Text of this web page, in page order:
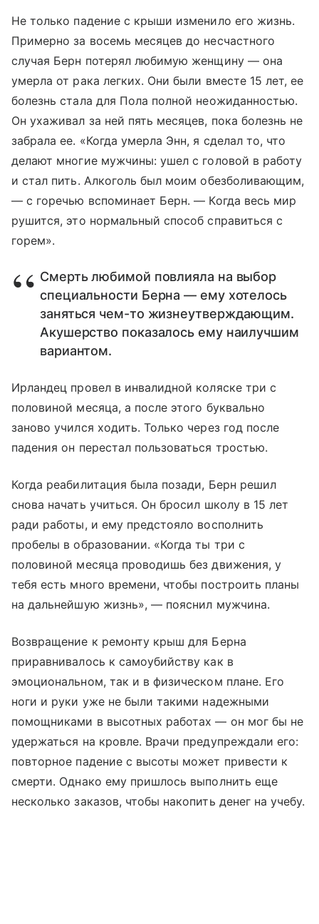
Не только падение с крыши изменило его жизнь.
Примерно за восемь месяцев до несчастного
случая Берн потерял любимую женщину — она
умерла от рака легких. Они были вместе 15 лет, ее
болезнь стала для Пола полной неожиданностью.
Он ухаживал за ней пять месяцев, пока болезнь не
забрала ее. «Когда умерла Энн, я сделал то, что
делают многие мужчины: ушел с головой в работу
и стал пить. Алкоголь был моим обезболивающим,
— с горечью вспоминает Берн. — Когда весь мир
рушится, это нормальный способ справиться с
горем».
Смерть любимой повлияла на выбор
специальности Берна — ему хотелось
заняться чем-то жизнеутверждающим.
Акушерство показалось ему наилучшим
вариантом.
Ирландец провел в инвалидной коляске три с
половиной месяца, а после этого буквально
заново учился ходить. Только через год после
падения он перестал пользоваться тростью.
Когда реабилитация была позади, Берн решил
снова начать учиться. Он бросил школу в 15 лет
ради работы, и ему предстояло восполнить
пробелы в образовании. «Когда ты три с
половиной месяца проводишь без движения, у
тебя есть много времени, чтобы построить планы
на дальнейшую жизнь», — пояснил мужчина.
Возвращение к ремонту крыш для Берна
приравнивалось к самоубийству как в
эмоциональном, так и в физическом плане. Его
ноги и руки уже не были такими надежными
помощниками в высотных работах — он мог бы не
удержаться на кровле. Врачи предупреждали его:
повторное падение с высоты может привести к
смерти. Однако ему пришлось выполнить еще
несколько заказов, чтобы накопить денег на учебу.